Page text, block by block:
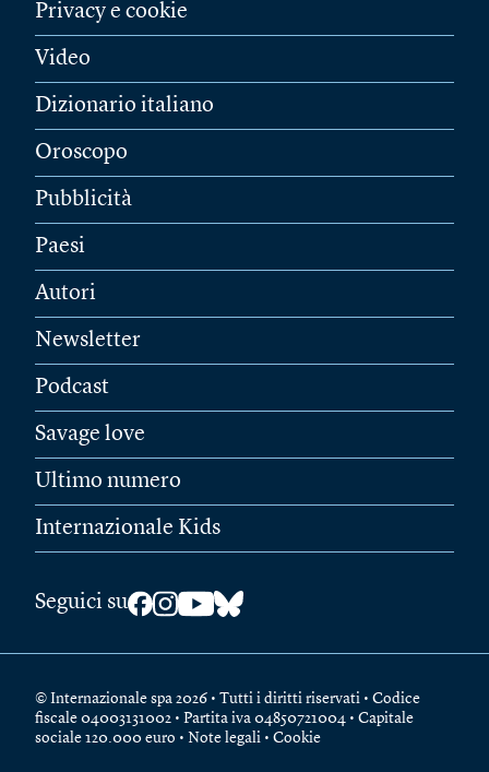
Privacy e cookie
Video
Dizionario italiano
Oroscopo
Pubblicità
Paesi
Autori
Newsletter
Podcast
Savage love
Ultimo numero
Internazionale Kids
Seguici su
© Internazionale spa 2026 • Tutti i diritti riservati • Codice
fiscale 04003131002 • Partita iva 04850721004 • Capitale
sociale 120.000 euro • Note legali • Cookie